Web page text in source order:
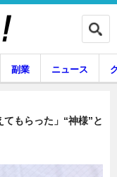
副業 ニュース
もらった」“神様”と